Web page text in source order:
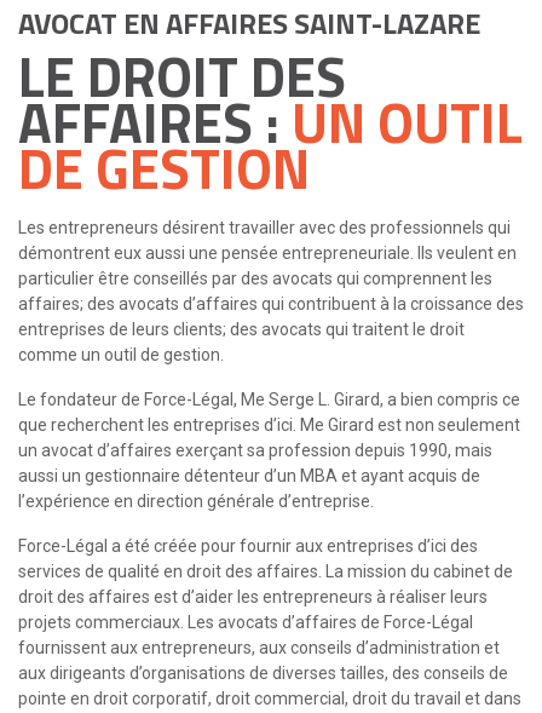
AVOCAT EN AFFAIRES SAINT-LAZARE
LE DROIT DES
AFFAIRES :UN OUTIL
DE GESTION
Les entrepreneurs désirent travailler avec des professionnels qui
démontrent eux aussi une pensée entrepreneuriale. Ils veulent en
particulier être conseillés par des avocats qui comprennent les
affaires; des avocats d’affaires qui contribuent à la croissance des
entreprises de leurs clients; des avocats qui traitent le droit
comme un outil de gestion.
Le fondateur de Force-Légal, Me Serge L. Girard, a bien compris ce
que recherchent les entreprises d’ici. Me Girard est non seulement
un avocat d’affaires exerçant sa profession depuis 1990, mais
aussi un gestionnaire détenteur d’un MBA et ayant acquis de
l’expérience en direction générale d’entreprise.
Force-Légal a été créée pour fournir aux entreprises d’ici des
services de qualité en droit des affaires. La mission du cabinet de
droit des affaires est d’aider les entrepreneurs à réaliser leurs
projets commerciaux. Les avocats d’affaires de Force-Légal
fournissent aux entrepreneurs, aux conseils d’administration et
aux dirigeants d’organisations de diverses tailles, des conseils de
pointe en droit corporatif, droit commercial, droit du travail et dans